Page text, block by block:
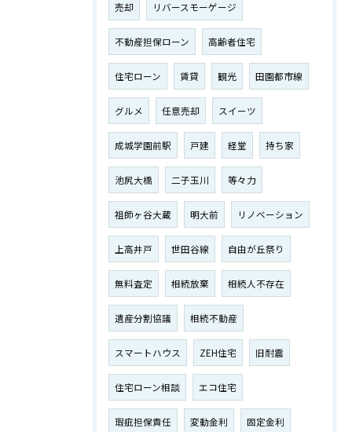
売却 リバースモーゲージ
不動産担保ローン 高齢者住宅
住宅ローン 賃貸 観光 田園都市線
グルメ 任意売却 スイーツ
成城学園前駅 戸建 経堂 持ち家
池尻大橋 二子玉川 等々力
祖師ヶ谷大蔵 明大前 リノベーション
上高井戸 世田谷線 自由が丘祭り
無料査定 相続放棄 相続人不存在
遺産分割協議 相続不動産
スマートハウス ZEH住宅 旧耐震
住宅ローン相談 エコ住宅
瑕疵担保責任 変動金利 固定金利